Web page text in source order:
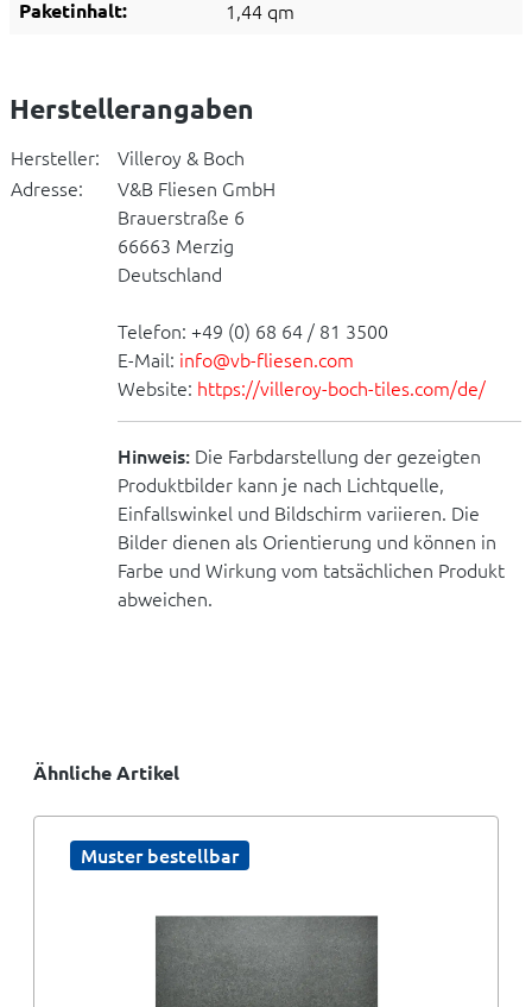
Paketinhalt: 1,44 qm
Herstellerangaben
Hersteller:
Villeroy & Boch
Adresse:
V&B Fliesen GmbH
Brauerstraße 6
66663 Merzig
Deutschland
Telefon: +49 (0) 68 64 / 81 3500
E-Mail: info@vb-fliesen.com
Website: https://villeroy-boch-tiles.com/de/
Hinweis: Die Farbdarstellung der gezeigten
Produktbilder kann je nach Lichtquelle,
Einfallswinkel und Bildschirm variieren. Die
Bilder dienen als Orientierung und können in
Farbe und Wirkung vom tatsächlichen Produkt
abweichen.
Ähnliche Artikel
Muster bestellbar